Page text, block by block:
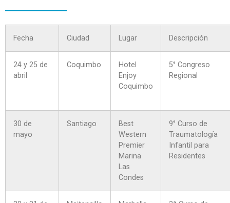
Fecha Ciudad Lugar Descripción
24 y 25 de
abril
Coquimbo
Hotel
Enjoy
Coquimbo
5° Congreso
Regional
30 de
mayo
Santiago
Best
Western
Premier
Marina
Las
Condes
9° Curso de
Traumatología
Infantil para
Residentes